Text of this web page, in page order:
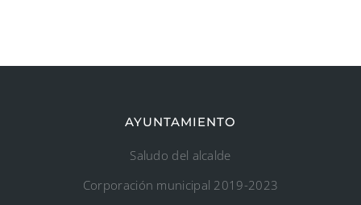
AYUNTAMIENTO
Saludo del alcalde
Corporación municipal 2019-2023